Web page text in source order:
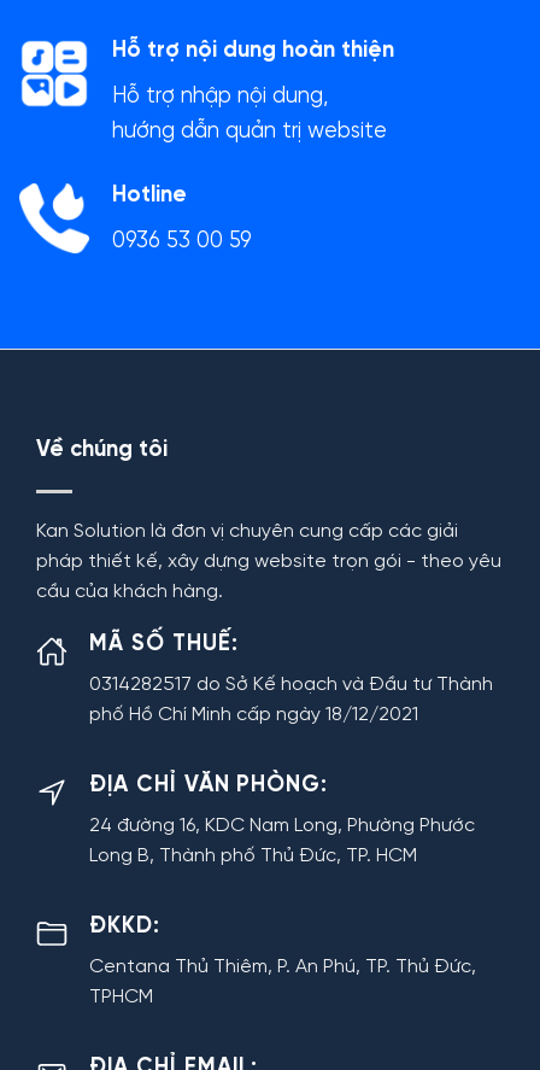
Hỗ trợ nội dung hoàn thiện
Hỗ trợ nhập nội dung,
hướng dẫn quản trị website
Hotline
0936 53 00 59
Về chúng tôi
Kan Solution là đơn vị chuyên cung cấp các giải
pháp thiết kế, xây dựng website trọn gói - theo yêu
cầu của khách hàng.
MÃ SỐ THUẾ:
0314282517 do Sở Kế hoạch và Đầu tư Thành
phố Hồ Chí Minh cấp ngày 18/12/2021
ĐỊA CHỈ VĂN PHÒNG:
24 đường 16, KDC Nam Long, Phường Phước
Long B, Thành phố Thủ Đức, TP. HCM
ĐKKD:
Centana Thủ Thiêm, P. An Phú, TP. Thủ Đức,
TPHCM